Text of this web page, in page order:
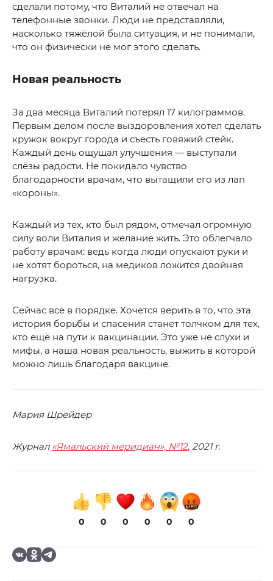
сделали потому, что Виталий не отвечал на
телефонные звонки. Люди не представляли,
насколько тяжёлой была ситуация, и не понимали,
что он физически не мог этого сделать.
Новая реальность
За два месяца Виталий потерял 17 килограммов.
Первым делом после выздоровления хотел сделать
кружок вокруг города и съесть говяжий стейк.
Каждый день ощущал улучшения — выступали
слёзы радости. Не покидало чувство
благодарности врачам, что вытащили его из лап
«короны».
Каждый из тех, кто был рядом, отмечал огромную
силу воли Виталия и желание жить. Это облегчало
работу врачам: ведь когда люди опускают руки и
не хотят бороться, на медиков ложится двойная
нагрузка.
Сейчас всё в порядке. Хочется верить в то, что эта
история борьбы и спасения станет толчком для тех,
кто ещё на пути к вакцинации. Это уже не слухи и
мифы, а наша новая реальность, выжить в которой
можно лишь благодаря вакцине.
Мария Шрейдер
Журнал «Ямальский меридиан», №12, 2021 г.
0 0 0 0 0 0